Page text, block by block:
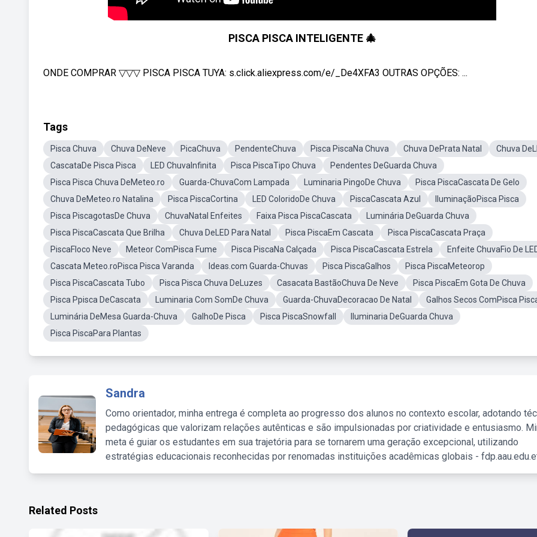
PISCA PISCA INTELIGENTE 🎄
ONDE COMPRAR ▽▽▽ PISCA PISCA TUYA: s.click.aliexpress.com/e/_De4XFA3 OUTRAS OPÇÕES: ...
Tags
Pisca Chuva Chuva DeNeve PicaChuva PendenteChuva Pisca PiscaNa Chuva Chuva DePrata Natal
Chuva
CascataDe Pisca Pisca
LED ChuvaInfinita Pisca PiscaTipo Chuva
Pendentes DeGuarda Chuva
Pisca Pisca Chuva DeMeteo.ro
Guarda-ChuvaCom Lampada Luminaria PingoDe Chuva
Pisca PiscaCascata De Gelo
Chuva DeMeteo.ro Natalina
Pisca PiscaCortina LED ColoridoDe Chuva PiscaCascata Azul
IluminaçãoPisca Pisca
Pisca PiscagotasDe Chuva
ChuvaNatal Enfeites Faixa Pisca PiscaCascata
Luminária DeGuarda Chuva
Pisca PiscaCascata Que Brilha
Chuva DeLED Para Natal Pisca PiscaEm Cascata
Pisca PiscaCascata Praça
PiscaFloco Neve
Meteor ComPisca Fume Pisca PiscaNa Calçada Pisca PiscaCascata Estrela
Enfeite ChuvaFio De
Cascata Meteo.roPisca Pisca Varanda
Ideas.com Guarda-Chuvas Pisca PiscaGalhos
Pisca PiscaMeteorop
Pisca PiscaCascata Tubo
Pisca Pisca Chuva DeLuzes Casacata BastãoChuva De Neve
Pisca PiscaEm Gota De Chuva
Pisca Ppisca DeCascata
Luminaria Com SomDe Chuva Guarda-ChuvaDecoracao De Natal
Galhos Secos ComPisca
Luminária DeMesa Guarda-Chuva
GalhoDe Pisca Pisca PiscaSnowfall
Iluminaria DeGuarda Chuva
Pisca PiscaPara Plantas
Sandra
Como orientador, minha entrega é completa ao progresso dos alunos no contexto escolar, adotando
pedagógicas que valorizam relações autênticas e são impulsionadas por criatividade e entusiasmo.
meta é guiar os estudantes em sua trajetória para se tornarem uma geração excepcional, utilizando
estratégias educacionais reconhecidas por renomadas instituições acadêmicas globais -
Related Posts